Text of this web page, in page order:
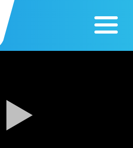
Výrobe medu zasvätil celý svoj život